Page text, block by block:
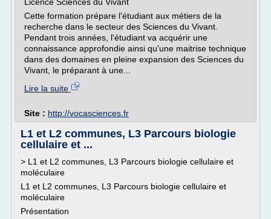
Cette formation prépare l'étudiant aux métiers de la
recherche dans le secteur des Sciences du Vivant.
Pendant trois années, l'étudiant va acquérir une
connaissance approfondie ainsi qu'une maitrise technique
dans des domaines en pleine expansion des Sciences du
Vivant, le préparant à une...
Lire la suite
Site : http://vocasciences.fr
L1 et L2 communes, L3 Parcours biologie
cellulaire et ...
> L1 et L2 communes, L3 Parcours biologie cellulaire et
moléculaire
L1 et L2 communes, L3 Parcours biologie cellulaire et
moléculaire
Présentation